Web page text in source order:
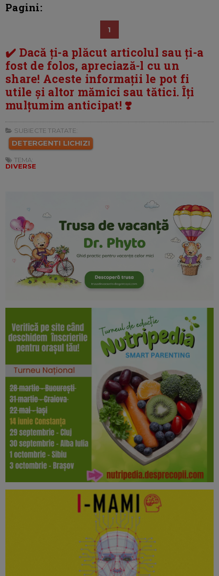
Pagini:
1
✔️ Dacă ți-a plăcut articolul sau ți-a
fost de folos, apreciază-l cu un
share! Aceste informații le pot fi
utile și altor mămici sau tătici. Îți
mulțumim anticipat! ❣️
SUBIECTE TRATATE:
DETERGENTI LICHIZI
TEMA:
DIVERSE